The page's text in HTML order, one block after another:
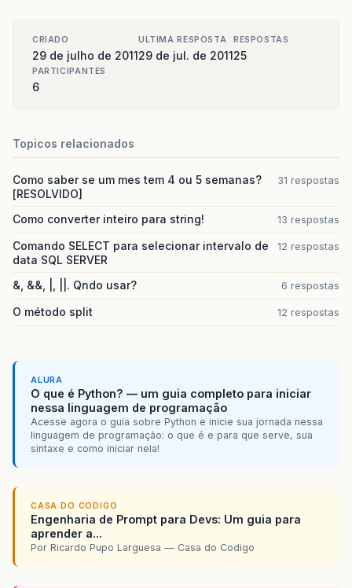
CRIADO
29 de julho de 2011
ULTIMA RESPOSTA
29 de jul. de 2011
RESPOSTAS
25
PARTICIPANTES
6
Topicos relacionados
Como saber se um mes tem 4 ou 5 semanas?
[RESOLVIDO]
31 respostas
Como converter inteiro para string! 13 respostas
Comando SELECT para selecionar intervalo de
data SQL SERVER
12 respostas
&, &&, |, ||. Qndo usar? 6 respostas
O método split 12 respostas
ALURA
O que é Python? — um guia completo para iniciar
nessa linguagem de programação
Acesse agora o guia sobre Python e inicie sua jornada nessa
linguagem de programação: o que é e para que serve, sua
sintaxe e como iniciar nela!
CASA DO CODIGO
Engenharia de Prompt para Devs: Um guia para
aprender a...
Por Ricardo Pupo Larguesa — Casa do Codigo